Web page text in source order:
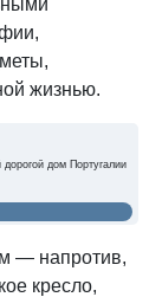
жизнью.
дом Португалии
— напротив,
кресло,